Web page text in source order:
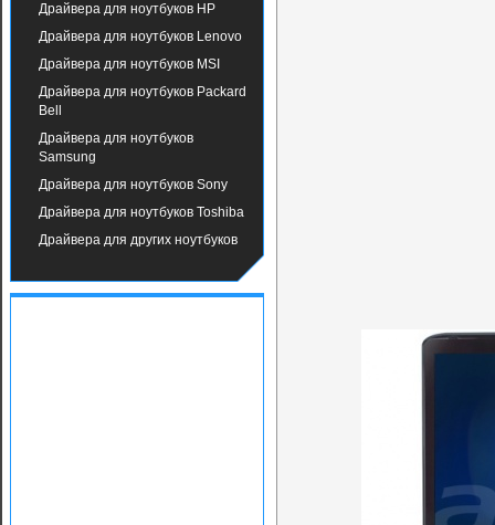
Драйвера для ноутбуков HP
Драйвера для ноутбуков Lenovo
Драйвера для ноутбуков MSI
Драйвера для ноутбуков Packard
Bell
Драйвера для ноутбуков
Samsung
Драйвера для ноутбуков Sony
Драйвера для ноутбуков Toshiba
Драйвера для других ноутбуков